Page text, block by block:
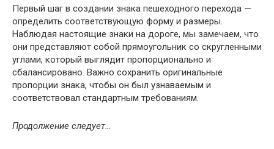
Первый шаг в создании знака пешеходного перехода —
определить соответствующую форму и размеры.
Наблюдая настоящие знаки на дороге, мы замечаем, что
они представляют собой прямоугольник со скругленными
углами, который выглядит пропорционально и
сбалансировано. Важно сохранить оригинальные
пропорции знака, чтобы он был узнаваемым и
соответствовал стандартным требованиям.
Продолжение следует…